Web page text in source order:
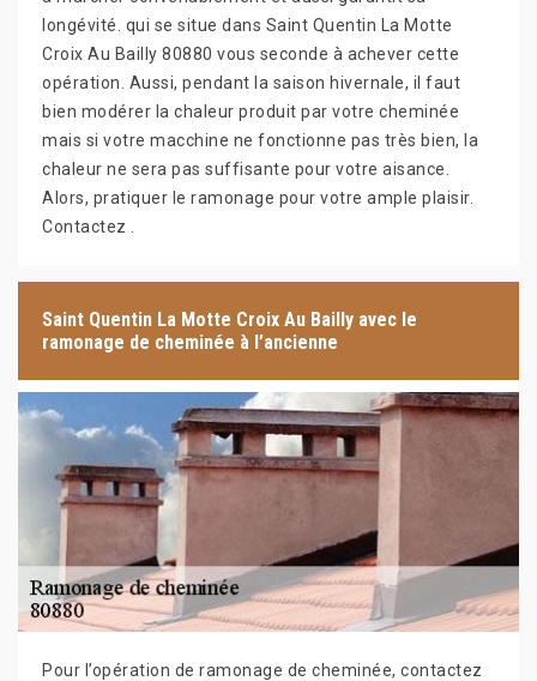
longévité. qui se situe dans Saint Quentin La Motte
Croix Au Bailly 80880 vous seconde à achever cette
opération. Aussi, pendant la saison hivernale, il faut
bien modérer la chaleur produit par votre cheminée
mais si votre macchine ne fonctionne pas très bien, la
chaleur ne sera pas suffisante pour votre aisance.
Alors, pratiquer le ramonage pour votre ample plaisir.
Contactez .
Saint Quentin La Motte Croix Au Bailly avec le
ramonage de cheminée à l’ancienne
Pour l’opération de ramonage de cheminée, contactez